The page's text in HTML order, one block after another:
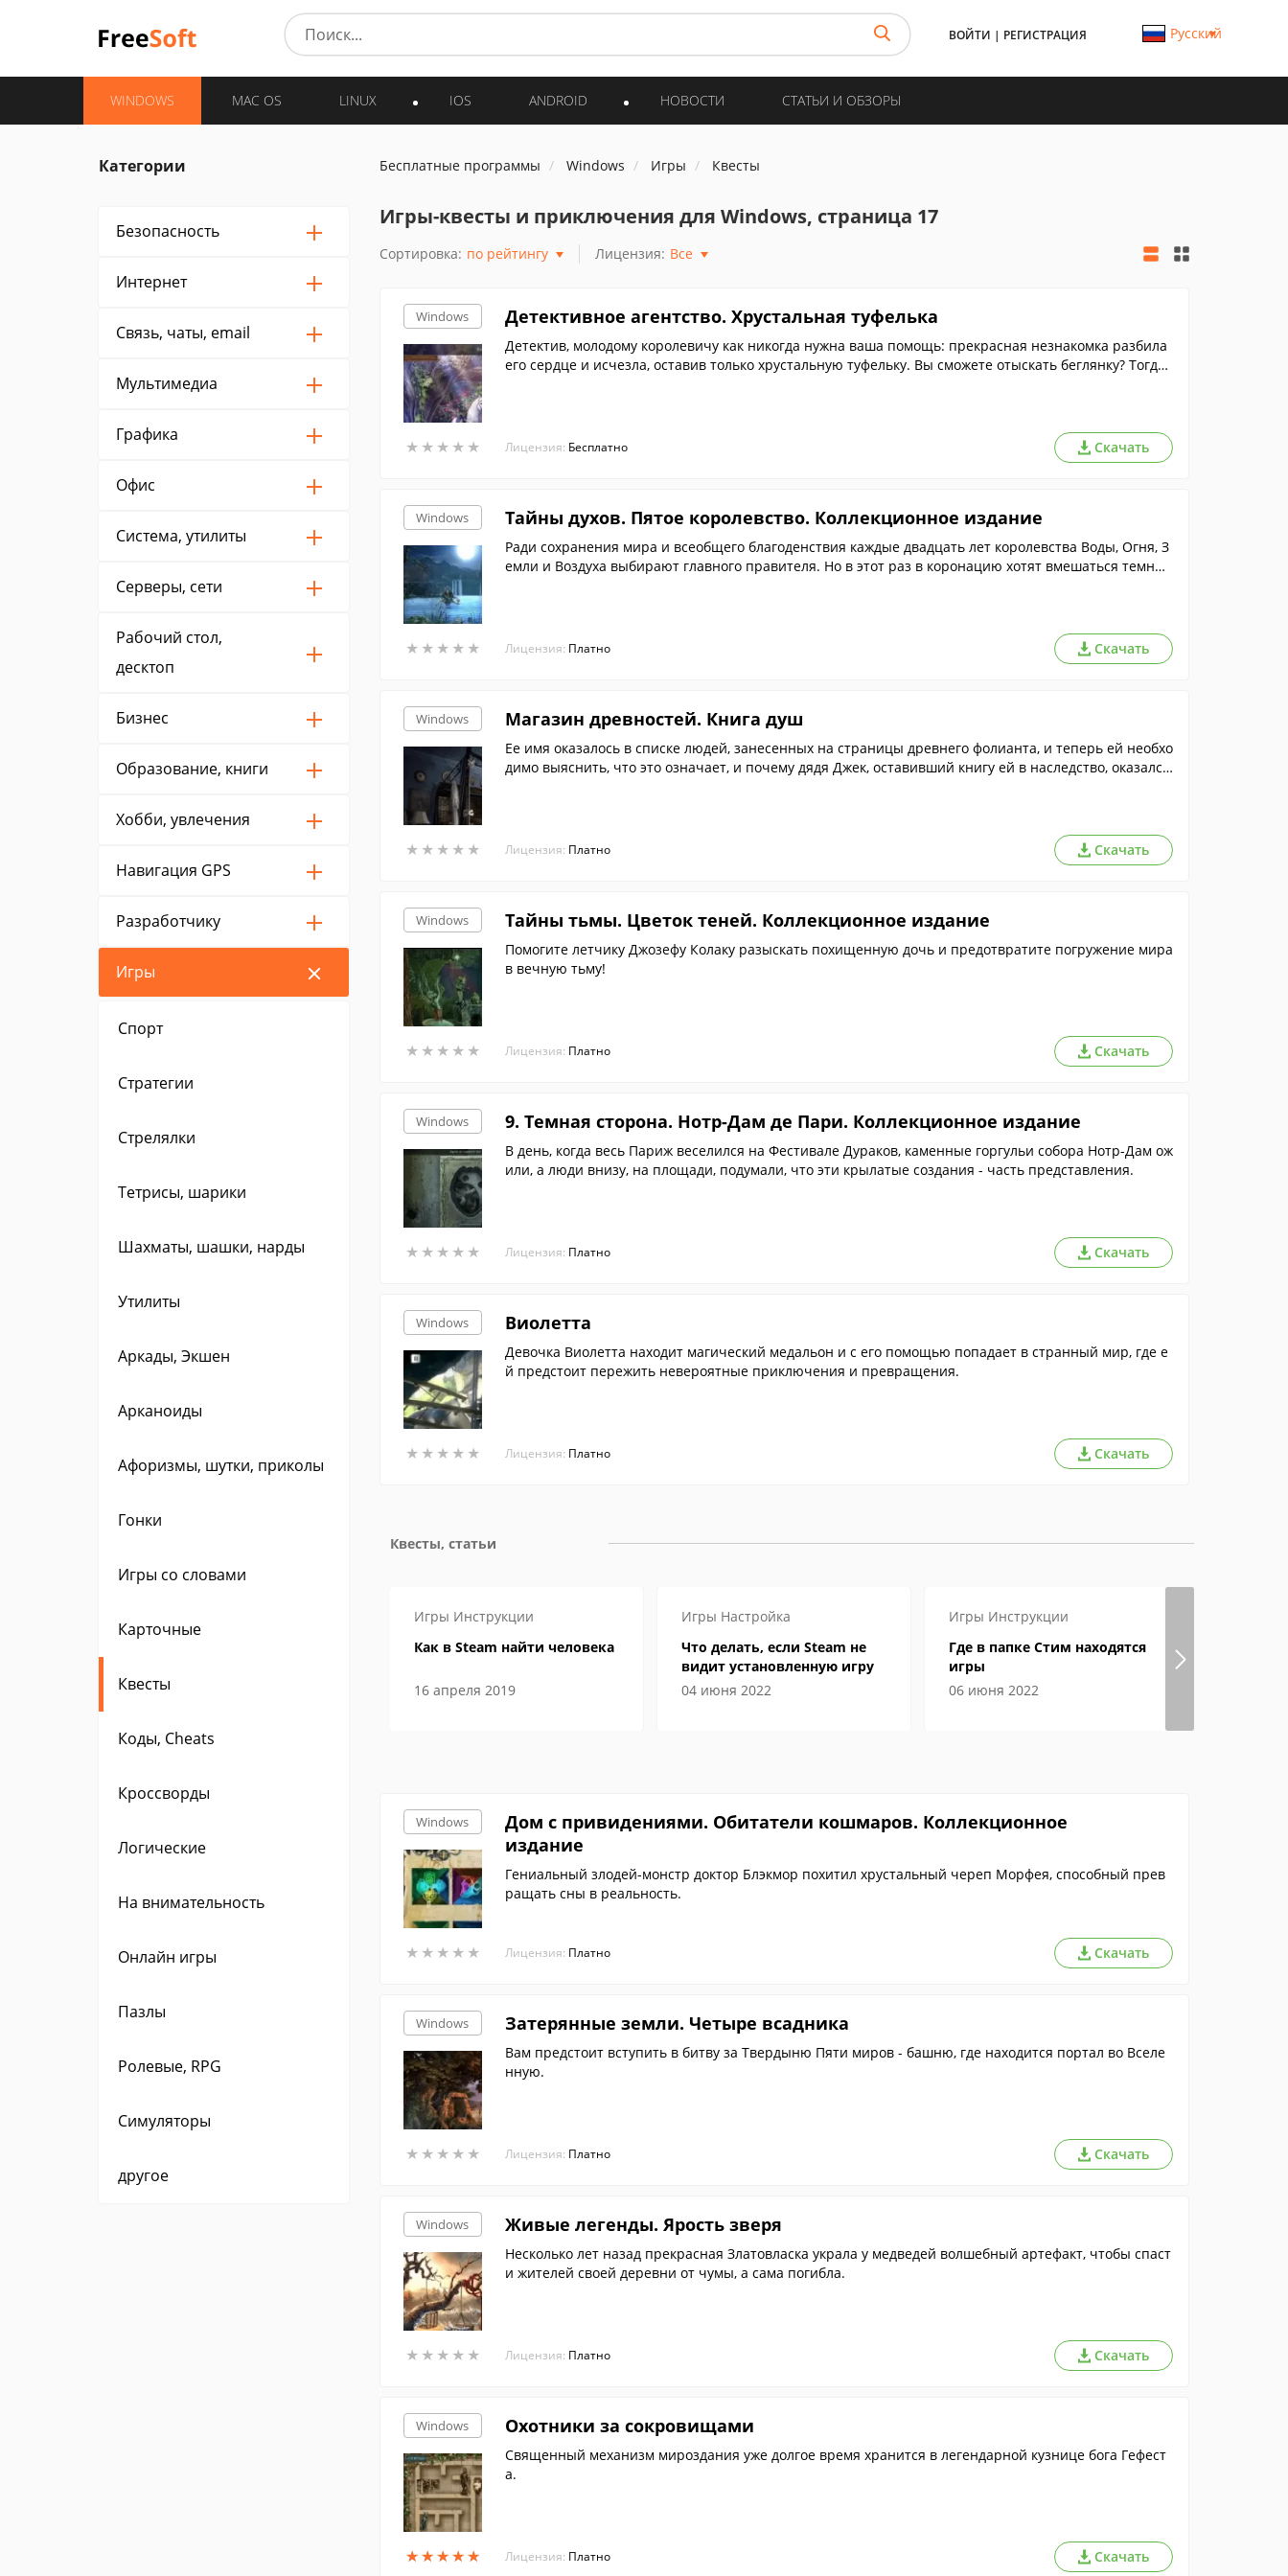
ВОЙТИ | РЕГИСТРАЦИЯ Русский
WINDOWS MAC OS LINUX IOS ANDROID НОВОСТИ СТАТЬИ И ОБЗОРЫ
Категории
Безопасность
Интернет
Связь, чаты, email
Мультимедиа
Графика
Офис
Система, утилиты
Серверы, сети
Рабочий стол,
десктоп
Бизнес
Образование, книги
Хобби, увлечения
Навигация GPS
Разработчику
Игры
Спорт
Стратегии
Стрелялки
Тетрисы, шарики
Шахматы, шашки, нарды
Утилиты
Аркады, Экшен
Арканоиды
Афоризмы, шутки, приколы
Гонки
Игры со словами
Карточные
Квесты
Коды, Cheats
Кроссворды
Логические
На внимательность
Онлайн игры
Пазлы
Ролевые, RPG
Симуляторы
другое
Бесплатные программы Windows Игры Квесты
Игры-квесты и приключения для Windows, страница 17
Сортировка: по рейтингу Лицензия: Все
Windows
★ ★ ★ ★ ★
★ ★ ★ ★ ★
Детективное агентство. Хрустальная туфелька
Детектив, молодому королевичу как никогда нужна ваша помощь: прекрасная незнакомка разбила
его сердце и исчезла, оставив только хрустальную туфельку. Вы сможете отыскать беглянку? Тогда
Лицензия: Бесплатно Скачать
Windows
★ ★ ★ ★ ★
★ ★ ★ ★ ★
Тайны духов. Пятое королевство. Коллекционное издание
Ради сохранения мира и всеобщего благоденствия каждые двадцать лет королевства Воды, Огня, З
емли и Воздуха выбирают главного правителя. Но в этот раз в коронацию хотят вмешаться темные
Лицензия: Платно Скачать
Windows
★ ★ ★ ★ ★
★ ★ ★ ★ ★
Магазин древностей. Книга душ
Ее имя оказалось в списке людей, занесенных на страницы древнего фолианта, и теперь ей необхо
димо выяснить, что это означает, и почему дядя Джек, оставивший книгу ей в наследство, оказался
Лицензия: Платно Скачать
Windows
★ ★ ★ ★ ★
★ ★ ★ ★ ★
Тайны тьмы. Цветок теней. Коллекционное издание
Помогите летчику Джозефу Колаку разыскать похищенную дочь и предотвратите погружение мира
в вечную тьму!
Лицензия: Платно Скачать
Windows
★ ★ ★ ★ ★
★ ★ ★ ★ ★
9. Темная сторона. Нотр-Дам де Пари. Коллекционное издание
В день, когда весь Париж веселился на Фестивале Дураков, каменные горгульи собора Нотр-Дам ож
или, а люди внизу, на площади, подумали, что эти крылатые создания - часть представления.
Лицензия: Платно Скачать
Windows
★ ★ ★ ★ ★
★ ★ ★ ★ ★
Виолетта
Девочка Виолетта находит магический медальон и с его помощью попадает в странный мир, где е
й предстоит пережить невероятные приключения и превращения.
Лицензия: Платно Скачать
Квесты, статьи
29 апреля 2019
Игры Инструкции
Как в Steam найти человека
16 апреля 2019
Игры Настройка
Что делать, если Steam не
видит установленную игру
04 июня 2022
Игры Инструкции
Где в папке Стим находятся
игры
06 июня 2022
Windows
★ ★ ★ ★ ★
★ ★ ★ ★ ★
Дом с привидениями. Обитатели кошмаров. Коллекционное
издание
Гениальный злодей-монстр доктор Блэкмор похитил хрустальный череп Морфея, способный прев
ращать сны в реальность.
Лицензия: Платно Скачать
Windows
★ ★ ★ ★ ★
★ ★ ★ ★ ★
Затерянные земли. Четыре всадника
Вам предстоит вступить в битву за Твердыню Пяти миров - башню, где находится портал во Вселе
нную.
Лицензия: Платно Скачать
Windows
★ ★ ★ ★ ★
★ ★ ★ ★ ★
Живые легенды. Ярость зверя
Несколько лет назад прекрасная Златовласка украла у медведей волшебный артефакт, чтобы спаст
и жителей своей деревни от чумы, а сама погибла.
Лицензия: Платно Скачать
Windows
★★★★★
★★★★★
Охотники за сокровищами
Священный механизм мироздания уже долгое время хранится в легендарной кузнице бога Гефест
а.
Лицензия: Платно Скачать